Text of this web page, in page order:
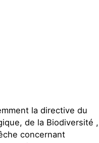
la directive du
de la Biodiversité ,
concernant